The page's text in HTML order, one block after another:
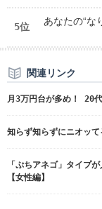
5位 あなたの“な
関連リンク
月3万円台が多め！ 20
知らず知らずにニオッ
「ぷちアネゴ」タイプ
【女性編】